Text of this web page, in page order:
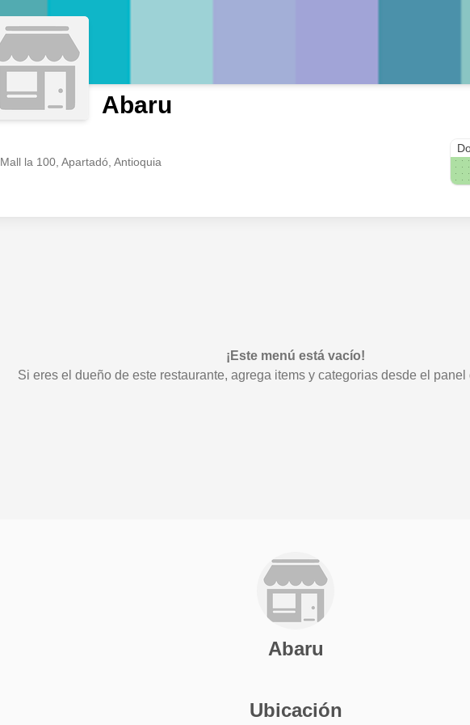
Abaru
Mall la 100, Apartadó, Antioquia
¡Este menú está vacío!
Si eres el dueño de este restaurante, agrega items y categorias desde el
Abaru
Ubicación